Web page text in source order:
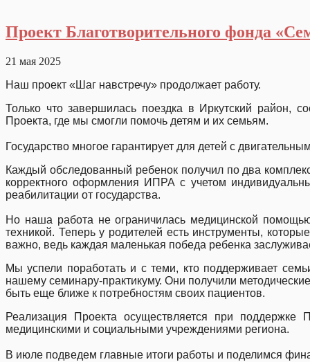
Проект Благотворительного фонда
21 мая 2025
Наш проект «Шаг навстречу»
Только что завершилась поездка в Иркутский район,
Проекта, где мы смогли помочь детям и их семьям.
Государство многое гарантирует для детей с
Каждый обследованный ребенок получил по два
корректного оформления ИПРА с учетом
реабилитации от государства.
Но наша работа не ограничилась медицинской
техникой. Теперь у родителей есть инструменты,
важно, ведь каждая
Мы успели поработать и с теми, кто поддерживает
нашему семинару-практикуму. Они получили
быть еще ближе к потребностям своих пациентов.
Реализация Проекта осуществляется при
медицинскими и социальными учреждениями региона.
В июле подведем главные итоги работы и поделимся